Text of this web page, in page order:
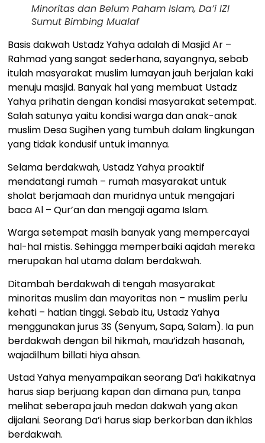
Minoritas dan Belum Paham Islam, Da’i IZI
Sumut Bimbing Mualaf
Basis dakwah Ustadz Yahya adalah di Masjid Ar –
Rahmad yang sangat sederhana, sayangnya, sebab
itulah masyarakat muslim lumayan jauh berjalan kaki
menuju masjid. Banyak hal yang membuat Ustadz
Yahya prihatin dengan kondisi masyarakat setempat.
Salah satunya yaitu kondisi warga dan anak-anak
muslim Desa Sugihen yang tumbuh dalam lingkungan
yang tidak kondusif untuk imannya.
Selama berdakwah, Ustadz Yahya proaktif
mendatangi rumah – rumah masyarakat untuk
sholat berjamaah dan muridnya untuk mengajari
baca Al – Qur’an dan mengaji agama Islam.
Warga setempat masih banyak yang mempercayai
hal-hal mistis. Sehingga memperbaiki aqidah mereka
merupakan hal utama dalam berdakwah.
Ditambah berdakwah di tengah masyarakat
minoritas muslim dan mayoritas non – muslim perlu
kehati – hatian tinggi. Sebab itu, Ustadz Yahya
menggunakan jurus 3S (Senyum, Sapa, Salam). Ia pun
berdakwah dengan bil hikmah, mau’idzah hasanah,
wajadilhum billati hiya ahsan.
Ustad Yahya menyampaikan seorang Da’i hakikatnya
harus siap berjuang kapan dan dimana pun, tanpa
melihat seberapa jauh medan dakwah yang akan
dijalani. Seorang Da’i harus siap berkorban dan ikhlas
berdakwah.